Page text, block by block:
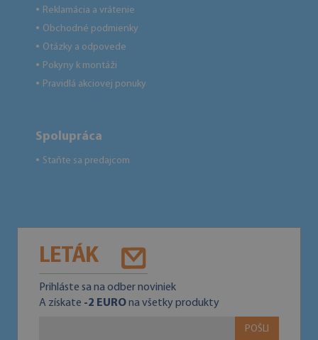
● Reklamácia a vrátenie
● Obchodné podmienky
● Otázky a odpovede
● Pokyny k montáži
● Pravidlá akciovej ponuky
Spolupráca
● Staňte sa predajcom
LETÁK
Prihláste sa na odber noviniek
A získate -2 EUROna všetky produkty
POŠLI